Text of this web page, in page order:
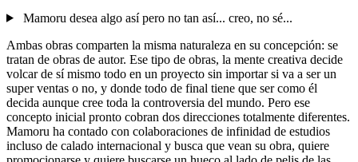
Mamoru desea algo así pero no tan así... creo, no sé...
Ambas obras comparten la misma naturaleza en su concepción: se
tratan de obras de autor. Ese tipo de obras, la mente creativa decide
volcar de sí mismo todo en un proyecto sin importar si va a ser un
super ventas o no, y donde todo de final tiene que ser como él
decida aunque cree toda la controversia del mundo. Pero ese
concepto inicial pronto cobran dos direcciones totalmente diferentes.
Mamoru ha contado con colaboraciones de infinidad de estudios
incluso de calado internacional y busca que vean su obra, quiere